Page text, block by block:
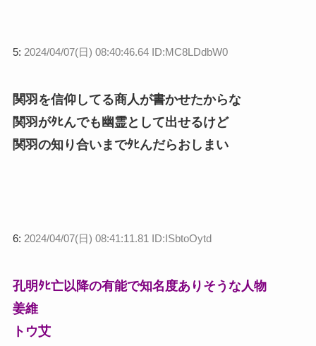
5: 2024/04/07(日) 08:40:46.64 ID:MC8LDdbW0
関羽を信仰してる商人が書かせたからな
関羽がﾀﾋんでも幽霊として出せるけど
関羽の知り合いまでﾀﾋんだらおしまい
6: 2024/04/07(日) 08:41:11.81 ID:ISbtoOytd
孔明ﾀﾋ亡以降の有能で知名度ありそうな人物
姜維
トウ艾